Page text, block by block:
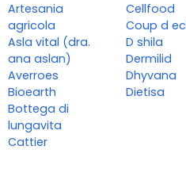
Artesania
agricola
Asla vital (dra.
ana aslan)
Averroes
Bioearth
Bottega di
lungavita
Cattier
Cellfood
Coup d
D shila
Dermilid
Dhyvana
Dietisa